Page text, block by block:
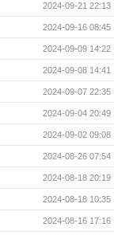
2024-09-21 22:13
2024-09-16 08:45
2024-09-09 14:22
2024-09-08 14:41
2024-09-07 22:35
2024-09-04 20:49
2024-09-02 09:08
2024-08-26 07:54
2024-08-18 20:19
2024-08-18 10:35
2024-08-16 17:16